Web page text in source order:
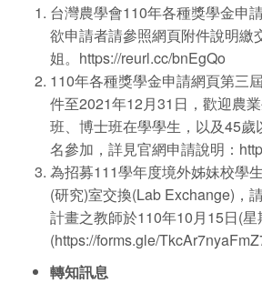
台灣農學會110年各種獎學金申
欲申請者請參照網頁附件說明繳
姐。 https://reurl.cc/bnEgQo
110年各種獎學金申請網頁第三
件至2021年12月31日，歡迎農
班、博士班在學學生，以及45歲
名參加，詳見官網申請說明：
為招募111學年度境外姊妹校學
(研究)室交換(Lab Exchange)，
計畫之教師於110年10月15日(
(https://forms.gle/
轉知訊息